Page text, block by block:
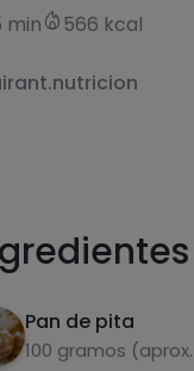
min 566 kcal
Pan de pita
100 gramos